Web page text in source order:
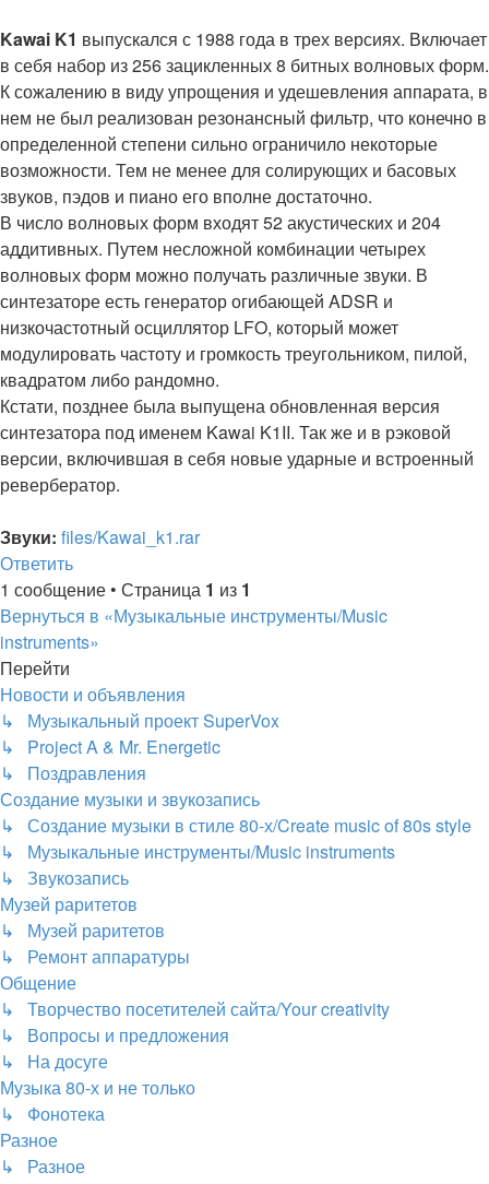
Kawai K1 выпускался с 1988 года в трех версиях. Включает
в себя набор из 256 зацикленных 8 битных волновых форм.
К сожалению в виду упрощения и удешевления аппарата, в
нем не был реализован резонансный фильтр, что конечно в
определенной степени сильно ограничило некоторые
возможности. Тем не менее для солирующих и басовых
звуков, пэдов и пиано его вполне достаточно.
В число волновых форм входят 52 акустических и 204
аддитивных. Путем несложной комбинации четырех
волновых форм можно получать различные звуки. В
синтезаторе есть генератор огибающей ADSR и
низкочастотный осциллятор LFO, который может
модулировать частоту и громкость треугольником, пилой,
квадратом либо рандомно.
Кстати, позднее была выпущена обновленная версия
синтезатора под именем Kawai K1II. Так же и в рэковой
версии, включившая в себя новые ударные и встроенный
ревербератор.
Звуки: files/Kawai_k1.rar
Вернуться
к
началу
Ответить
Ответить
1 сообщение • Страница 1 из 1
Вернуться в «Музыкальные инструменты/Music
instruments»
Перейти
Новости и объявления
↳ Музыкальный проект SuperVox
↳ Project A & Mr. Energetic
↳ Поздравления
Создание музыки и звукозапись
↳ Создание музыки в стиле 80-х/Create music of 80s style
↳ Музыкальные инструменты/Music instruments
↳ Звукозапись
Музей раритетов
↳ Музей раритетов
↳ Ремонт аппаратуры
Общение
↳ Творчество посетителей сайта/Your creativity
↳ Вопросы и предложения
↳ На досуге
Музыка 80-х и не только
↳ Фонотека
Разное
↳ Разное